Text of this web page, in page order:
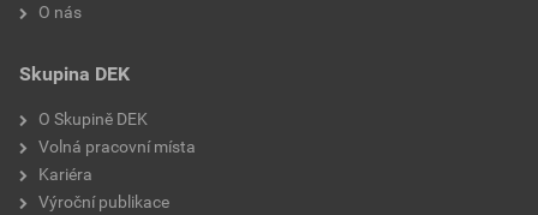
O nás
Skupina DEK
O Skupině DEK
Volná pracovní místa
Kariéra
Výroční publikace